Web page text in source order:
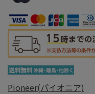
Pioneer(パイオニア)